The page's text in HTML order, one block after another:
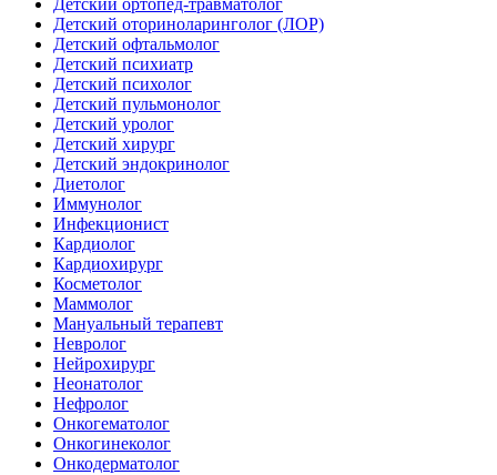
Детский оториноларинголог (ЛОР)
Детский офтальмолог
Детский психиатр
Детский психолог
Детский пульмонолог
Детский уролог
Детский хирург
Детский эндокринолог
Диетолог
Иммунолог
Инфекционист
Кардиолог
Кардиохирург
Косметолог
Маммолог
Мануальный терапевт
Невролог
Нейрохирург
Неонатолог
Нефролог
Онкогематолог
Онкогинеколог
Онкодерматолог